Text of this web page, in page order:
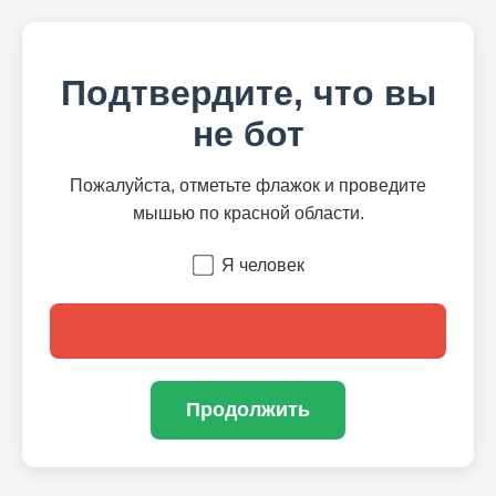
Подтвердите, что вы
не бот
Пожалуйста, отметьте флажок и проведите
мышью по красной области.
Я человек
Продолжить